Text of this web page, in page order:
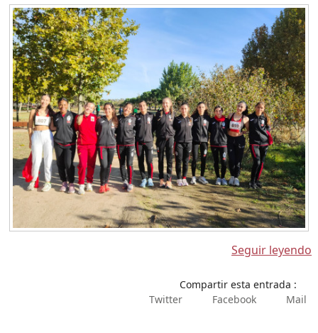
Seguir leyendo
Compartir esta entrada :
Twitter
Facebook Mail